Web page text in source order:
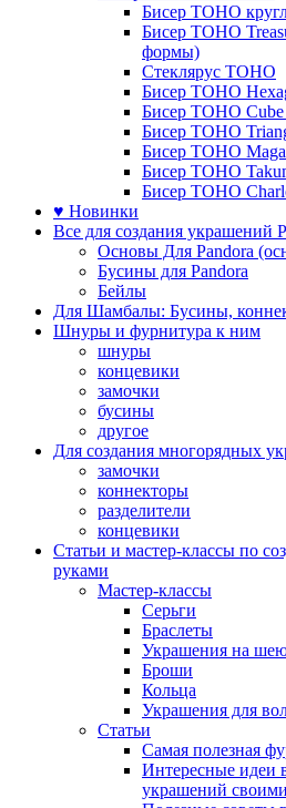
Бисер TOHO
Бисер TOHO
формы)
Стеклярус TOHO
Бисер TOHO
Бисер TOHO
Бисер TOHO
Бисер TOHO
Бисер TOHO
Бисер TOHO
♥ Новинки
Все для создания украшений
Основы Для Pandora
Бусины для Pandora
Бейлы
Для Шамбалы: Бусины,
Шнуры и фурнитура к ним
шнуры
концевики
замочки
бусины
другое
Для создания многорядных
замочки
коннекторы
разделители
концевики
Статьи и мастер-классы по
руками
Мастер-классы
Серьги
Браслеты
Украшения на
Броши
Кольца
Украшения для
Статьи
Самая полезная
Интересные идеи
украшений